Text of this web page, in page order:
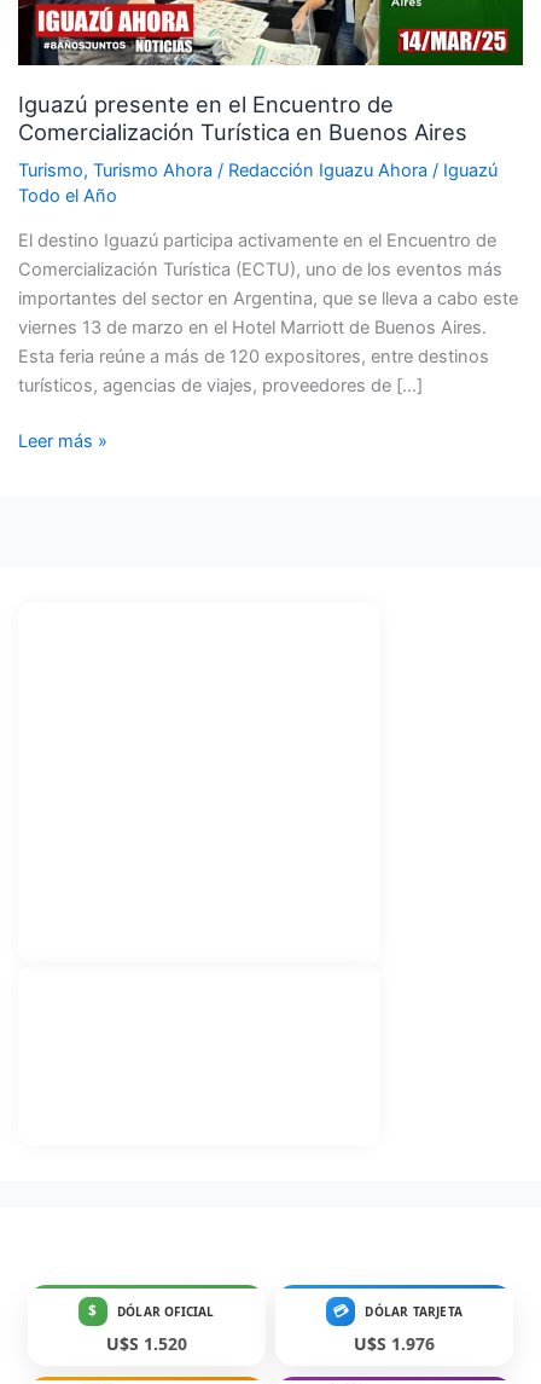
Iguazú presente en el Encuentro de
Comercialización Turística en Buenos Aires
Turismo, Turismo Ahora / Redacción Iguazu Ahora / Iguazú
Todo el Año
El destino Iguazú participa activamente en el Encuentro de
Comercialización Turística (ECTU), uno de los eventos más
importantes del sector en Argentina, que se lleva a cabo este
viernes 13 de marzo en el Hotel Marriott de Buenos Aires.
Esta feria reúne a más de 120 expositores, entre destinos
turísticos, agencias de viajes, proveedores de […]
Turística
Aires
Leer más »
$ DÓLAR OFICIAL
U$S 1.520
💳 DÓLAR TARJETA
U$S 1.976